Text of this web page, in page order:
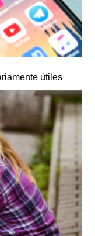
útiles